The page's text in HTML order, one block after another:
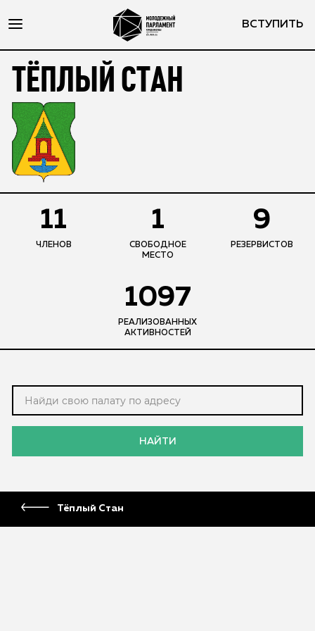
ВСТУПИТЬ
ТЁПЛЫЙ СТАН
11
ЧЛЕНОВ
1
СВОБОДНОЕ
МЕСТО
9
РЕЗЕРВИСТОВ
1097
РЕАЛИЗОВАННЫХ
АКТИВНОСТЕЙ
НАЙТИ
Тёплый Стан